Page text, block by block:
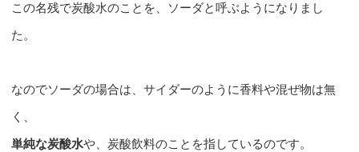
この名残で炭酸水のことを、ソーダと呼ぶようになりまし
た。
なのでソーダの場合は、サイダーのように香料や混ぜ物は無
く、
単純な炭酸水や、炭酸飲料のことを指しているのです。